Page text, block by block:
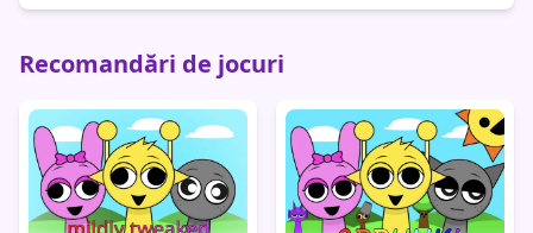
Recomandări de jocuri